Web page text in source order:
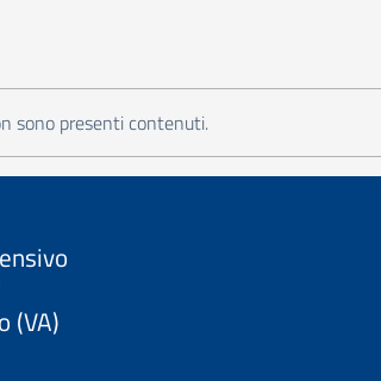
sono presenti contenuti.
(VA)